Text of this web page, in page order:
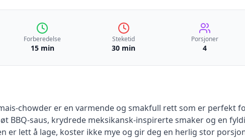
Forberedelse
15 min
Steketid
30 min
Porsjoner
4
chowder er en varmende og smakfull rett som er perfekt
BBQ-saus, krydrede meksikansk-inspirerte smaker og en
er lett å lage, koster ikke mye og gir deg en herlig stor